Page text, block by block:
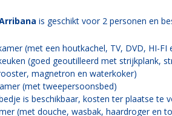
is geschikt voor 2 personen en
(met een houtkachel, TV, DVD, HI-FI
(goed geoutilleerd met strijkplank,
magnetron en waterkoker)
(met tweepersoonsbed)
is beschikbaar, kosten ter plaatse te
(met douche, wasbak, haardroger en